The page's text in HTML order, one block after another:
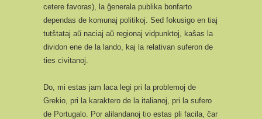
cetere favoras), la ĝenerala publika bonfarto
dependas de komunaj politikoj. Sed fokusigo en tiaj
tutŝtataj aŭ naciaj aŭ regionaj vidpunktoj, kaŝas la
dividon ene de la lando, kaj la relativan suferon de
ties civitanoj.
Do, mi estas jam laca legi pri la problemoj de
Grekio, pri la karaktero de la italianoj, pri la sufero
de Portugalo. Por alilandanoj tio estas pli facila, ĉar